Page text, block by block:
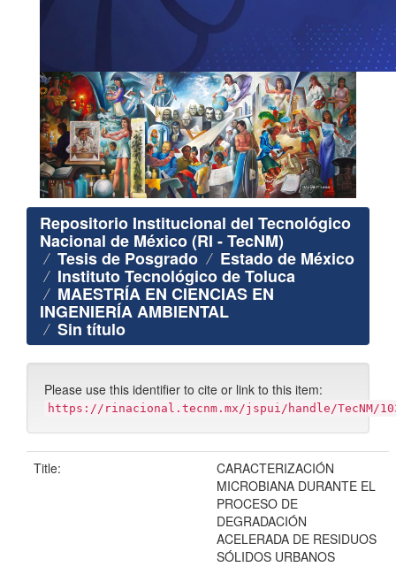
Repositorio Institucional del Tecnológico
Nacional de México (RI - TecNM)
Tesis de Posgrado Estado de México
Instituto Tecnológico de Toluca
MAESTRÍA EN CIENCIAS EN
INGENIERÍA AMBIENTAL
Sin título
Please use this identifier to cite or link to this item:
https://rinacional.tecnm.mx/jspui/handle/TecNM/
Title:
CARACTERIZACIÓN
MICROBIANA DURANTE EL
PROCESO DE
DEGRADACIÓN
ACELERADA DE RESIDUOS
SÓLIDOS URBANOS